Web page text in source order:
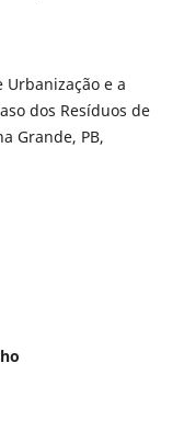
Urbanização e a
dos Resíduos de
Grande, PB,